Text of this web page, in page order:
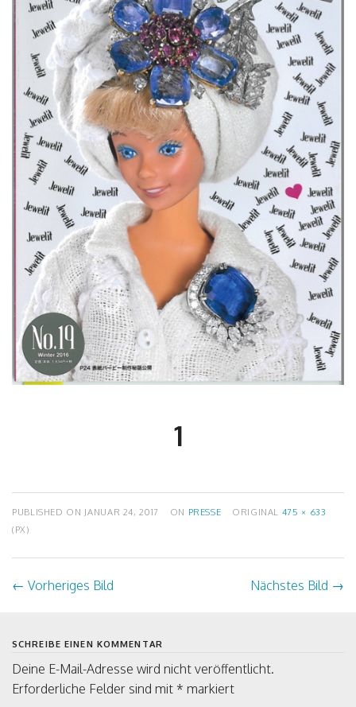
1
PUBLISHED ON JANUAR 24, 2017 ON PRESSE ORIGINAL 475 × 633
(PX)
← Vorheriges Bild Nächstes Bild →
SCHREIBE EINEN KOMMENTAR
Deine E-Mail-Adresse wird nicht veröffentlicht.
Erforderliche Felder sind mit * markiert